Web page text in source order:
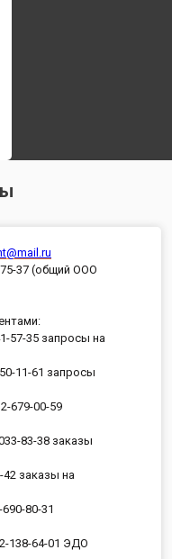
75-37 (общий ООО
57-35 запросы на
11-61 запросы
679-00-59
83-38 заказы
заказы на
80-31
138-64-01 ЭДО